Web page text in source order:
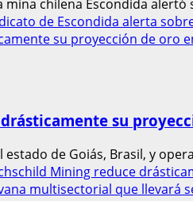
chilena Escondida
de Escondida alerta
su proyección de oro
su
estado de Goiás, Brasil, y
Mining reduce
multisectorial que llevará